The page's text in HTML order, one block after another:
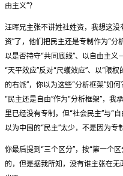
由主义”？
汪晖兄主张不讲姓社姓资，我想这
资”了，他们把民主还是专制作为“分
以是否持守“共同底线”、以自由主
“天平效应”反对“尺蠖效应”、以“限
的右派”，你以为这些“分析框架”如
“民主还是自由”作为“分析框架”，我
里已经没有专制，但“社会民主”与“
以为中国的“民主”太少，不是因为专
你最后提到“三个区分”，按“第一个
的，但是据我所知，没有谁主张在